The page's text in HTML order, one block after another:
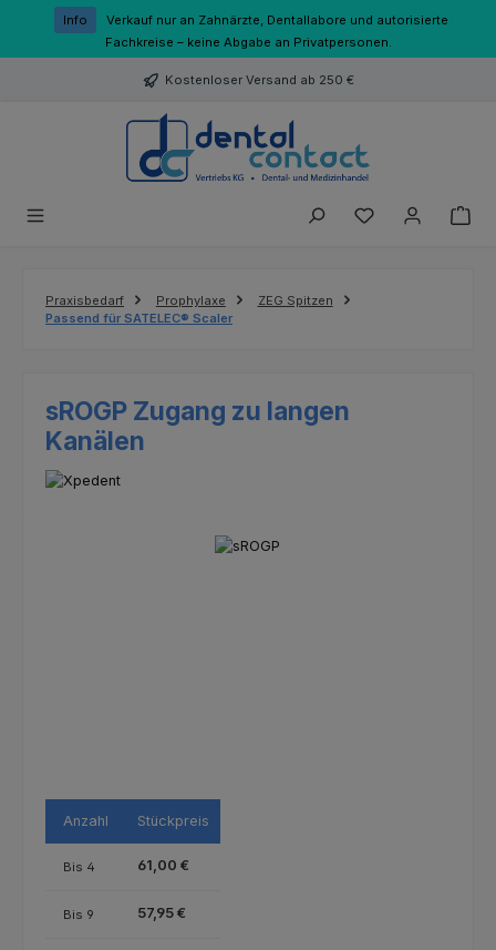
Zum Hauptinhalt springen
Info
Verkauf nur an Zahnärzte, Dentallabore und autorisierte
Fachkreise – keine Abgabe an Privatpersonen.
Kostenloser Versand ab 250 €
Du hast 0
Praxisbedarf Prophylaxe
ZEG Spitzen
Passend für SATELEC® Scaler
sROGP Zugang zu langen
Kanälen
Bildergalerie überspringen
Anzahl Stückpreis
Bis 4 61,00 €
Bis 9 57,95 €